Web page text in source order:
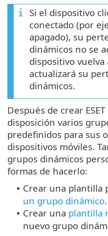
Si el dispositivo
conectado (por
apagado), su
dinámicos no se
dispositivo vuelva
actualizará su
dinámicos.
Después de crear
disposición varios
predefinidos para sus
dispositivos móviles.
grupos dinámicos
formas de hacerlo:
• Crear una plantilla
un grupo dinámico.
• Crear una plantilla
nuevo grupo